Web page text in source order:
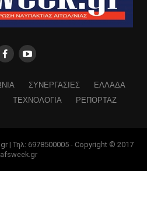
ΣΥΝΕΡΓΑΣΙΕΣ
ΕΛΛΑΔΑ
ΤΕΧΝΟΛΟΓΙΑ ΡΕΠΟΡΤΑΖ
| Τηλ: 6978500005 - Copyright © 2017